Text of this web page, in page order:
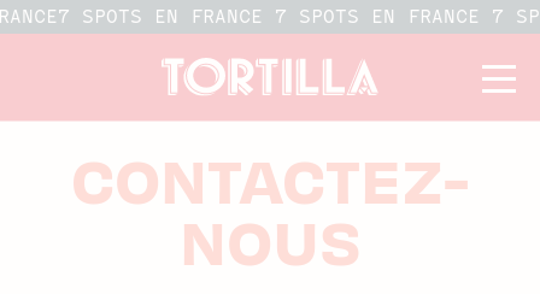
7 SPOTS EN FRANCE 7 SPOTS EN FRANCE 7
CONTACTEZ-
NOUS